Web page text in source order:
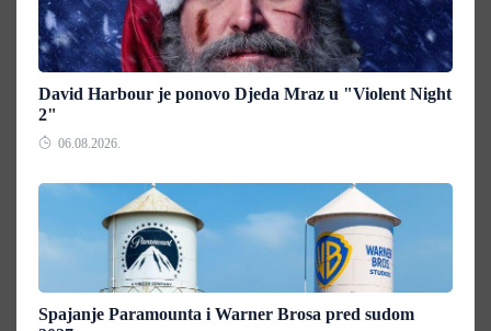
David Harbour je ponovo Djeda Mraz u "Violent Night
2"
06.08.2026.
Spajanje Paramounta i Warner Brosa pred sudom